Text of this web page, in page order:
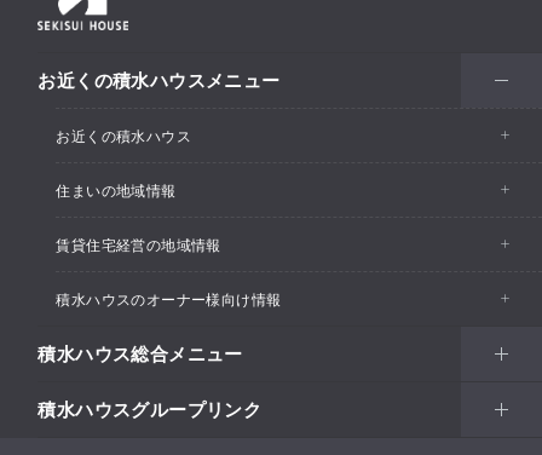
お近くの積水ハウスメニュー
お近くの積水ハウス
お近くの積水ハウストップ
住まいの地域情報
イベント情報
住宅展示場・ショールーム情報
分譲住宅・土地
賃貸住宅経営の地域情報
イベント情報
支店・事業所情報
賃貸住宅経営（シャーメゾン）
積水ハウスのオーナー様向け情報
カスタマーズセンター
リフォーム
積水ハウス総合メニュー
住まい
積水ハウスグループリンク